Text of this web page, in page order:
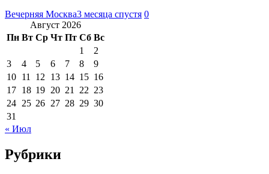
Вечерняя Москва3 месяца спустя 0
Август 2026
Пн Вт Ср Чт Пт Сб Вс
1
2
3
4 5 6 7 8
9
10 11 12 13 14 15 16
17 18 19 20 21 22 23
24 25 26 27 28 29 30
31
« Июл
Рубрики